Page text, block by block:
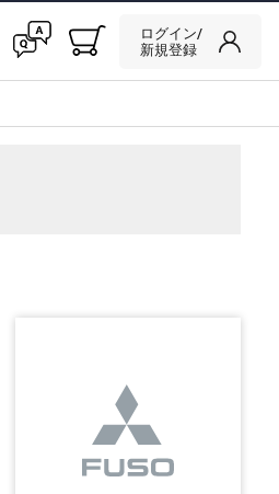
ログイン/
新規登録